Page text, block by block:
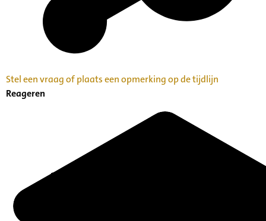
Stel een vraag of plaats een opmerking op de tijdlijn
Reageren